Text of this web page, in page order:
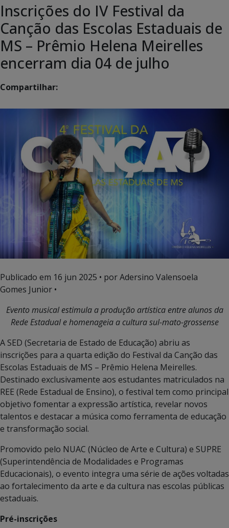
Inscrições do IV Festival da
Canção das Escolas Estaduais de
MS – Prêmio Helena Meirelles
encerram dia 04 de julho
Compartilhar:
Publicado em 16 jun 2025 • por Adersino Valensoela
Gomes Junior •
Evento musical estimula a produção artística entre alunos da
Rede Estadual e homenageia a cultura sul-mato-grossense
A SED (Secretaria de Estado de Educação) abriu as
inscrições para a quarta edição do Festival da Canção das
Escolas Estaduais de MS – Prêmio Helena Meirelles.
Destinado exclusivamente aos estudantes matriculados na
REE (Rede Estadual de Ensino), o festival tem como principal
objetivo fomentar a expressão artística, revelar novos
talentos e destacar a música como ferramenta de educação
e transformação social.
Promovido pelo NUAC (Núcleo de Arte e Cultura) e SUPRE
(Superintendência de Modalidades e Programas
Educacionais), o evento integra uma série de ações voltadas
ao fortalecimento da arte e da cultura nas escolas públicas
estaduais.
Pré-inscrições